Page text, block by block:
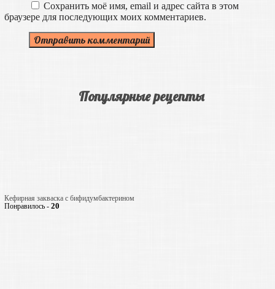
Сохранить моё имя, email и адрес сайта в этом
браузере для последующих моих комментариев.
Популярные рецепты
Кефирная закваска с бифидумбактерином
Понравилось - 20